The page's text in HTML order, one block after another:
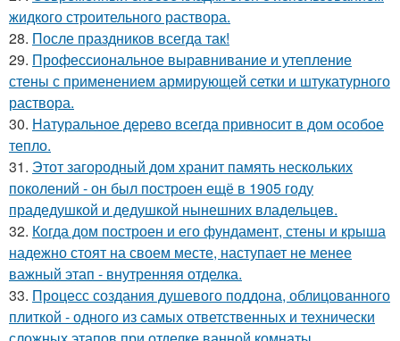
жидкого строительного раствора.
28. После праздников всегда так!
29. Профессиональное выравнивание и утепление
стены с применением армирующей сетки и штукатурного
раствора.
30. Натуральное дерево всегда привносит в дом особое
тепло.
31. Этот загородный дом хранит память нескольких
поколений - он был построен ещё в 1905 году
прадедушкой и дедушкой нынешних владельцев.
32. Когда дом построен и его фундамент, стены и крыша
надежно стоят на своем месте, наступает не менее
важный этап - внутренняя отделка.
33. Процесс создания душевого поддона, облицованного
плиткой - одного из самых ответственных и технически